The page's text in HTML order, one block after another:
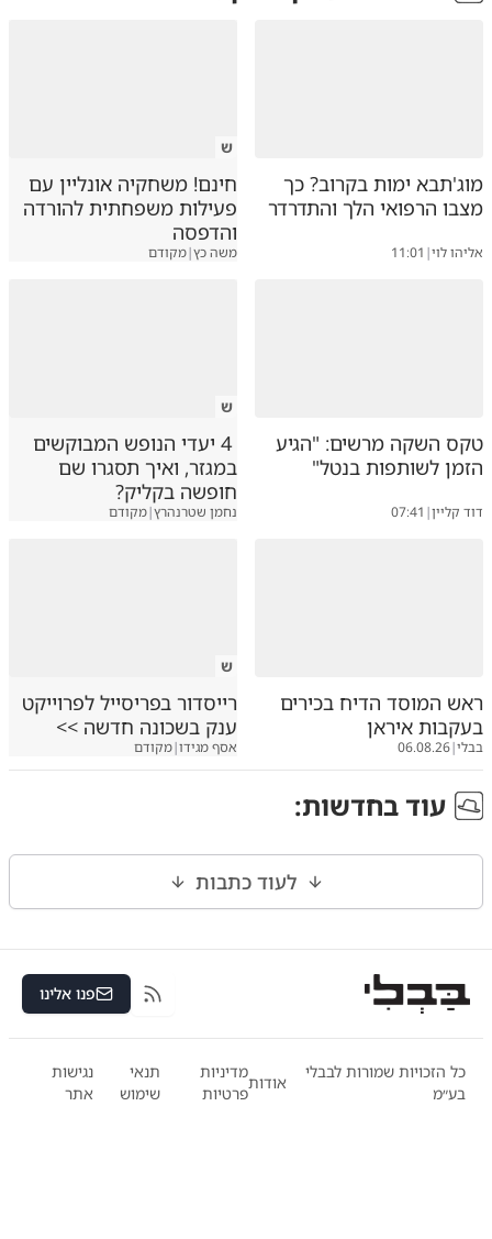
מוג'תבא ימות בקרוב? כך
מצבו הרפואי הלך והתדרדר
אליהו לוי|
11:01
ש
חינם! משחקיה אונליין עם
פעילות משפחתית להורדה
והדפסה
משה כץ|מקודם
טקס השקה מרשים: "הגיע
הזמן לשותפות בנטל"
דוד קליין|
07:41
ש
4 יעדי הנופש המבוקשים
במגזר, ואיך תסגרו שם
חופשה בקליק?
נחמן שטרנהרץ|מקודם
ראש המוסד הדיח בכירים
בעקבות איראן
בבלי|
06.08.26
ש
רייסדור בפריסייל לפרוייקט
ענק בשכונה חדשה >>
אסף מגידו|מקודם
עוד בחדשות:
לעוד כתבות
RSS פנו אלינו
כל הזכויות שמורות לבבלי
בע״מ
אודות
מדיניות
פרטיות
תנאי
שימוש
נגישות
אתר